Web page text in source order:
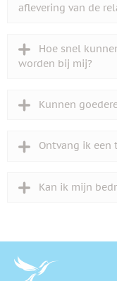
aflevering van de
Hoe snel
worden bij mij?
Kunnen
Ontvang ik een
Kan ik mijn